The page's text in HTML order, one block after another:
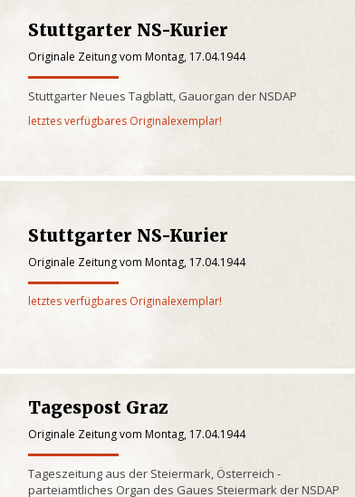
Stuttgarter NS-Kurier
Originale Zeitung vom Montag, 17.04.1944
Stuttgarter Neues Tagblatt, Gauorgan der NSDAP
letztes verfügbares Originalexemplar!
Stuttgarter NS-Kurier
Originale Zeitung vom Montag, 17.04.1944
letztes verfügbares Originalexemplar!
Tagespost Graz
Originale Zeitung vom Montag, 17.04.1944
Tageszeitung aus der Steiermark, Österreich -
parteiamtliches Organ des Gaues Steiermark der NSDAP